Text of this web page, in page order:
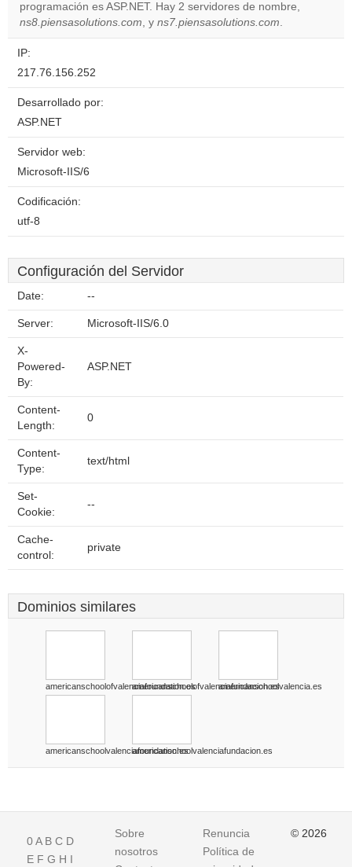
own this
website?
programación es ASP.NET. Hay 2 servidores de nombre,
ns8.piensasolutions.com, y ns7.piensasolutions.com.
IP:
217.76.156.252
Desarrollado por:
ASP.NET
Servidor web:
Microsoft-IIS/6
Codificación:
utf-8
Configuración del Servidor
Date: --
Server: Microsoft-IIS/6.0
X-
Powered-
By:
ASP.NET
Content-
Length:
0
Content-
Type:
text/html
Set-
Cookie:
--
Cache-
control:
private
Dominios similares
americanschoolofvalenciafoundation.esamericanschoolofvalenciafundacion.es
americanschoolvalencia.es
americanschoolvalenciafoundation.esamericanschoolvalenciafundacion.es
0A B C D
E F G H I
Sobre
nosotros
Renuncia
Política de
© 2026